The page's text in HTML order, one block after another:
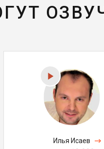
Илья Исаев